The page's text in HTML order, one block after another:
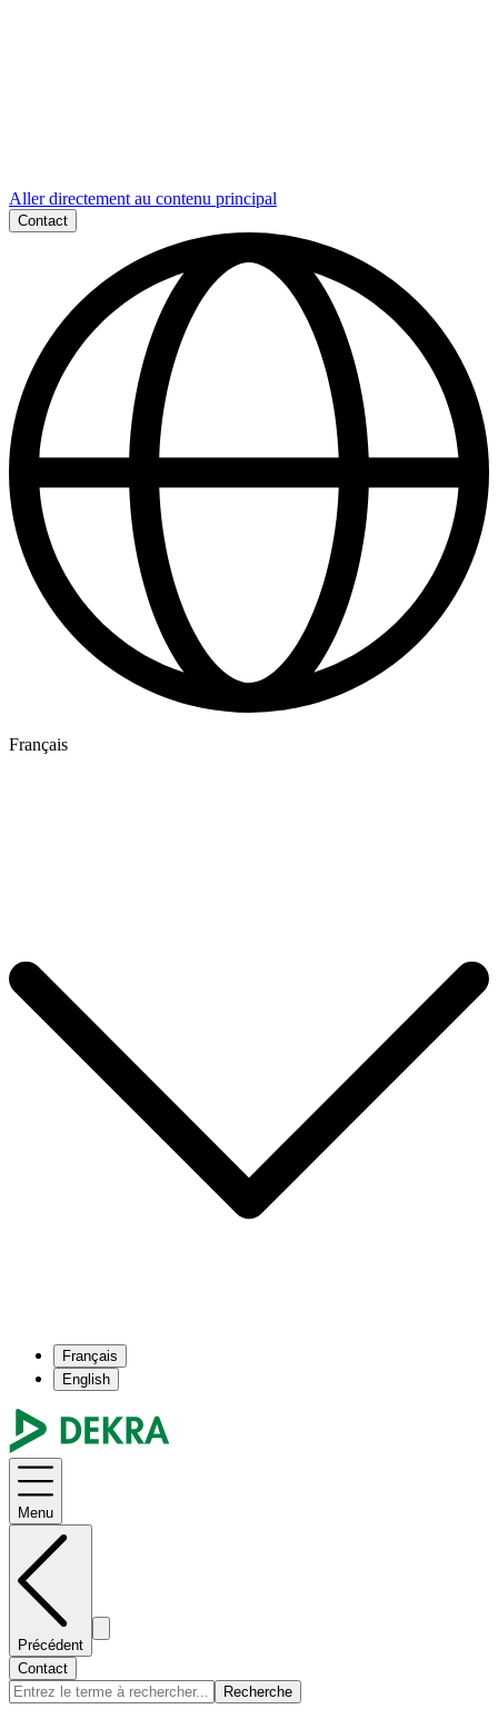
Aller directement au contenu principal
Contact
Français
Français
English
Menu
Précédent
Contact
Recherche